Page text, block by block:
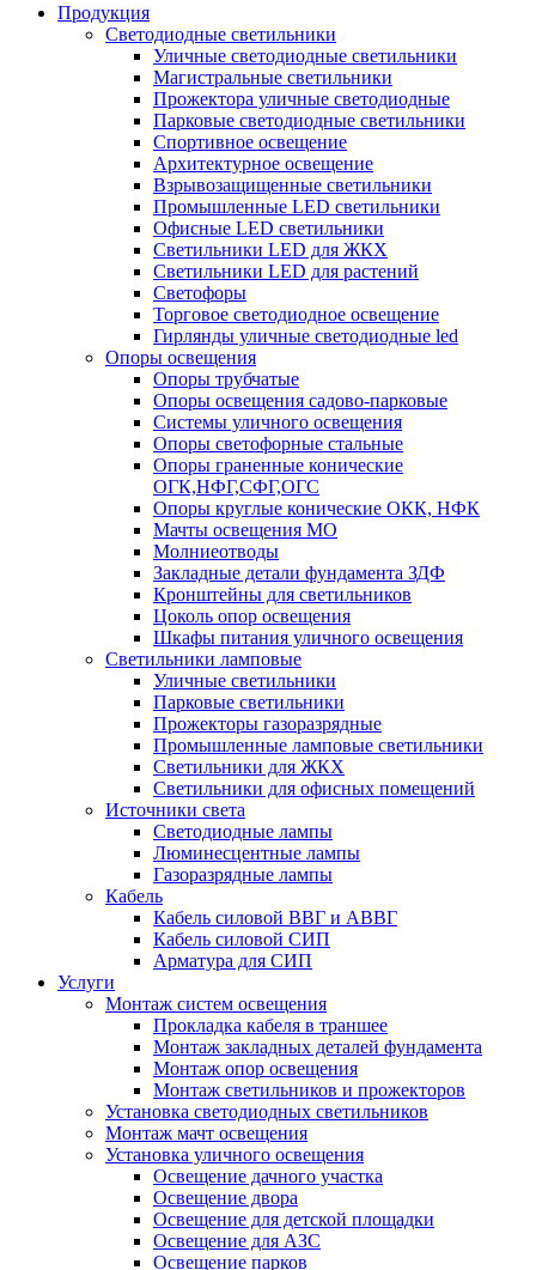
Продукция
Светодиодные светильники
Уличные светодиодные светильники
Магистральные светильники
Прожектора уличные светодиодные
Парковые светодиодные светильники
Спортивное освещение
Архитектурное освещение
Взрывозащищенные светильники
Промышленные LED светильники
Офисные LED светильники
Cветильники LED для ЖКХ
Светильники LED для растений
Светофоры
Торговое светодиодное освещение
Гирлянды уличные светодиодные led
Опоры освещения
Опоры трубчатые
Опоры освещения садово-парковые
Системы уличного освещения
Опоры светофорные стальные
Опоры граненные конические
ОГК,НФГ,СФГ,ОГС
Опоры круглые конические ОКК, НФК
Мачты освещения МО
Молниеотводы
Закладные детали фундамента ЗДФ
Кронштейны для светильников
Цоколь опор освещения
Шкафы питания уличного освещения
Светильники ламповые
Уличные светильники
Парковые светильники
Прожекторы газоразрядные
Промышленные ламповые светильники
Светильники для ЖКХ
Светильники для офисных помещений
Источники света
Светодиодные лампы
Люминесцентные лампы
Газоразрядные лампы
Кабель
Кабель силовой ВВГ и АВВГ
Кабель силовой СИП
Арматура для СИП
Услуги
Монтаж систем освещения
Прокладка кабеля в траншее
Монтаж закладных деталей фундамента
Монтаж опор освещения
Монтаж светильников и прожекторов
Установка светодиодных светильников
Монтаж мачт освещения
Установка уличного освещения
Освещение дачного участка
Освещение двора
Освещение для детской площадки
Освещение для АЗС
Освещение парков